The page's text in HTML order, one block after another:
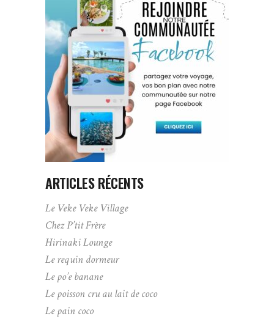
ARTICLES RÉCENTS
Le Veke Veke Village
Chez P’tit Frère
Hirinaki Lounge
Le requin dormeur
Le po’e banane
Le poisson cru au lait de coco
Le pain coco